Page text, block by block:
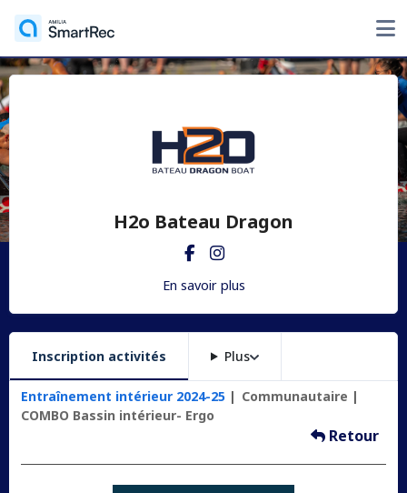
H2o Bateau Dragon
En savoir plus
Inscription activités Plus
Entraînement intérieur 2024-25
Communautaire
COMBO Bassin intérieur- Ergo
Retour